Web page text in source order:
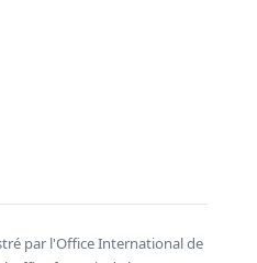
par l'Office International de